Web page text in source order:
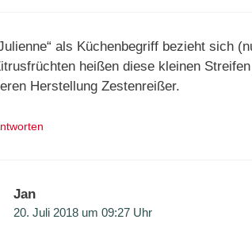
als Küchenbegriff bezieht sich
heißen diese kleinen
Herstellung Zestenreißer.
Jan
20. Juli 2018 um 09:27 Uhr